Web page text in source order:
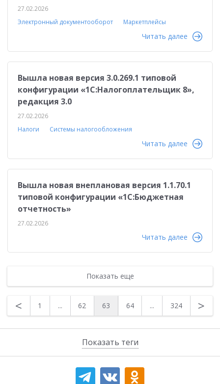
Показать теги
27.02.2026
Электронный документооборот
Маркетплейсы
Читать далее
Вышла новая версия 3.0.269.1 типовой
конфигурации «1С:Налогоплательщик 8»,
редакция 3.0
27.02.2026
Налоги
Системы налогообложения
Читать далее
Вышла новая внеплановая версия 1.1.70.1
типовой конфигурации «1C:Бюджетная
отчетность»
27.02.2026
Читать далее
Показать еще
< 1 ... 62 63 64 ... 324 >